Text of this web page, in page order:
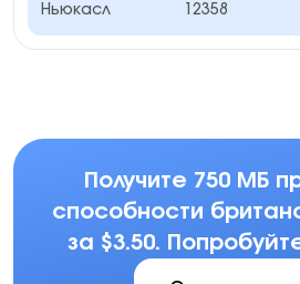
Ньюкасл 12358
Получите 750 МБ
способности
за $3.50.